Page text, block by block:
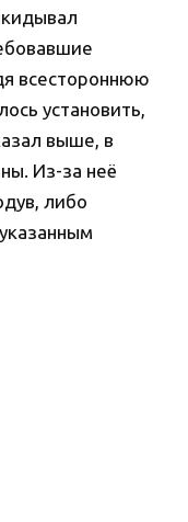
всестороннюю
установить,
выше, в
Из-за неё
либо